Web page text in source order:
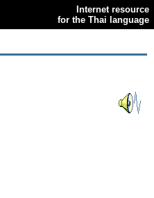
Internet resource
for the Thai language